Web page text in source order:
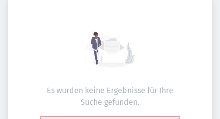
Es wurden keine Ergebnisse für Ihre
Suche gefunden.